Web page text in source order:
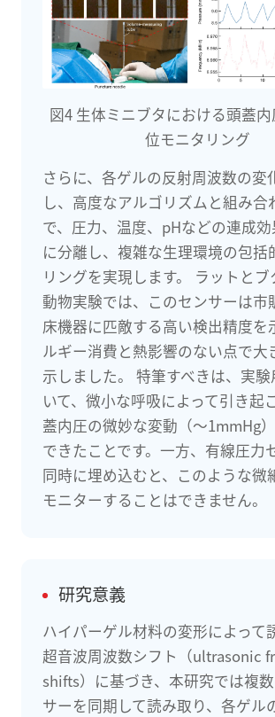
図4 生体ミニブタにおける頭蓋
位モニタリング
さらに、各ゲルの反射周波数の変
し、高度なアルゴリズムと組み合
で、圧力、温度、pHなどの連成
に分離し、複雑な生理環境の包括
リングを実現します。 ラットとブ
動物実験では、このセンサーは市
床機器に匹敵する高い検出精度を
ルギー消費と熱影響のない点で大
示しました。 特筆すべきは、実
いて、微小な呼吸によって引き起
蓋内圧の微妙な変動（～1mmHg
できたことです。一方、有線圧力
同時に埋め込むと、このような微
モニターすることはできません。
研究意義
ハイパーゲル材料の変形によって
超音波周波数シフト（ultrasonic
shifts）に基づき、本研究では複
サーを同期して読み取り、各ゲル